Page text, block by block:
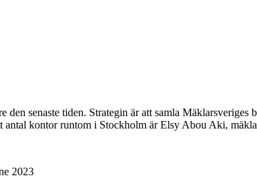
senaste tiden. Strategin är att samla
antal kontor runtom i Stockholm är Elsy Abou Aki,
2023